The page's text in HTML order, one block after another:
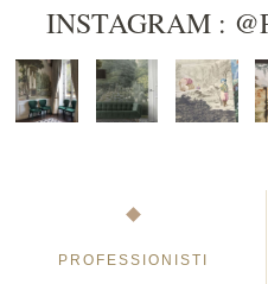
INSTAGRAM :
PROFESSIONISTI